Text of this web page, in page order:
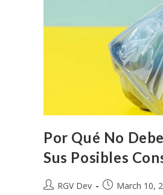
Por Qué No
Sus Posibles
RGV Dev
March 10,